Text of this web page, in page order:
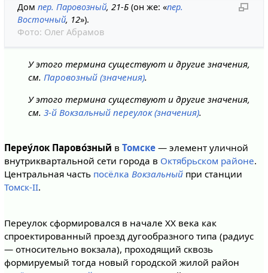
Домпер. Паровозный, 21-Б (он же: «пер.
Восточный, 12»).
Фото: Олег Абрамов
У этого термина существуют и другие значения,
см. Паровозный (значения).
У этого термина существуют и другие значения,
см. 3-й Вокзальный переулок (значения).
Переу́лок Парово́зный в Томске— элемент уличной
внутриквартальной сети города в Октябрьском районе.
Центральная часть посёлка Вокзальныйпри станции
Томск-II.
Переулок сформировался в начале XX века как
спроектированный проезд дугообразного типа (радиус
— относительно вокзала), проходящий сквозь
формируемый тогда новый городской жилой район